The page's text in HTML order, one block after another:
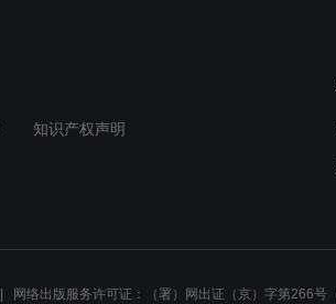
知识产权声明
网络出版服务许可证：（署）网出证（京）字第266号